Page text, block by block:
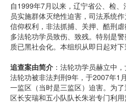
自1999年7月以来，辽宁省公、检
员实施群体灭绝性迫害，司法系统
信仰权利，非法抓捕、关押、酷刑
多法轮功学员致伤、致残。特别是
质已黑社会化。本组织从即日起对下
追查案由简介 ：法轮功学员赫立中
法轮功被非法判刑9年，于2007年1
一监区（当时是三监区）迫害。为
区长安瑞和五小队队长朱岩专门利